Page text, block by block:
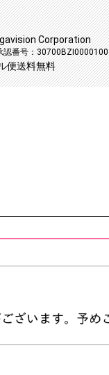
Corporation
認番号：30700BZI0000100
便送料無料